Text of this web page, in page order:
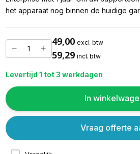
het apparaat nog binnen de huidige
49,00 excl. btw
59,29 incl. btw
Levertijd 1 tot 3 werkdagen
In
Vraag offerte